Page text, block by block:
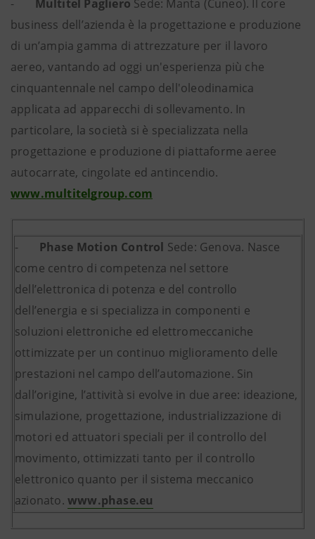
- Multitel Pagliero Sede: Manta (Cuneo). Il core
business dell’azienda è la progettazione e produzione
di un’ampia gamma di attrezzature per il lavoro
aereo, vantando ad oggi un'esperienza più che
cinquantennale nel campo dell'oleodinamica
applicata ad apparecchi di sollevamento. In
particolare, la società si è specializzata nella
progettazione e produzione di piattaforme aeree
autocarrate, cingolate ed antincendio.
www.multitelgroup.com
- Phase Motion Control Sede: Genova. Nasce
come centro di competenza nel settore
dell’elettronica di potenza e del controllo
dell’energia e si specializza in componenti e
soluzioni elettroniche ed elettromeccaniche
ottimizzate per un continuo miglioramento delle
prestazioni nel campo dell’automazione. Sin
dall’origine, l’attività si evolve in due aree: ideazione,
simulazione, progettazione, industrializzazione di
motori ed attuatori speciali per il controllo del
movimento, ottimizzati tanto per il controllo
elettronico quanto per il sistema meccanico
azionato. www.phase.eu